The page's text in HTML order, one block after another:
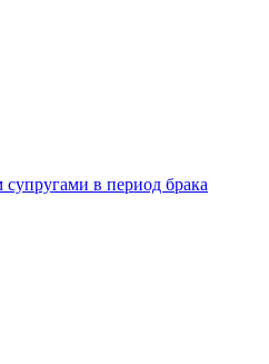
в период брака